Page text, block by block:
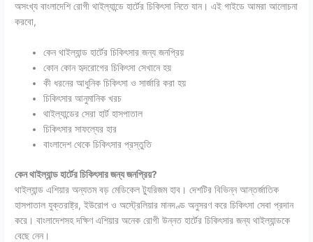
অসংখ্য বাংলাদেশি রোগী থাইল্যান্ডে হার্টের চিকিৎসা নিতে যান।এই গাইডে আমরা আলোচনা
করবো,
কেন থাইল্যান্ড হার্টের চিকিৎসার জন্য জনপ্রিয়
কোন কোন হৃদরোগের চিকিৎসা সেখানে হয়
কী ধরনের আধুনিক চিকিৎসা ও সার্জারি করা হয়
চিকিৎসার আনুমানিক খরচ
থাইল্যান্ডের সেরা হার্ট হাসপাতাল
চিকিৎসার সাফল্যের হার
বাংলাদেশ থেকে চিকিৎসার প্রস্তুতি
কেন থাইল্যান্ড হার্টের চিকিৎসার জন্য জনপ্রিয়?
থাইল্যান্ড এশিয়ার অন্যতম বড় মেডিকেল ট্যুরিজম হাব। দেশটির বিভিন্ন আন্তর্জাতিক
হাসপাতাল যুক্তরাষ্ট্র, ইউরোপ ও অস্ট্রেলিয়ার মানদণ্ড অনুসরণ করে চিকিৎসা সেবা প্রদান
করে। বাংলাদেশসহ দক্ষিণ এশিয়ার অনেক রোগী উন্নত হার্টের চিকিৎসার জন্য থাইল্যান্ডকে
বেছে নেন।